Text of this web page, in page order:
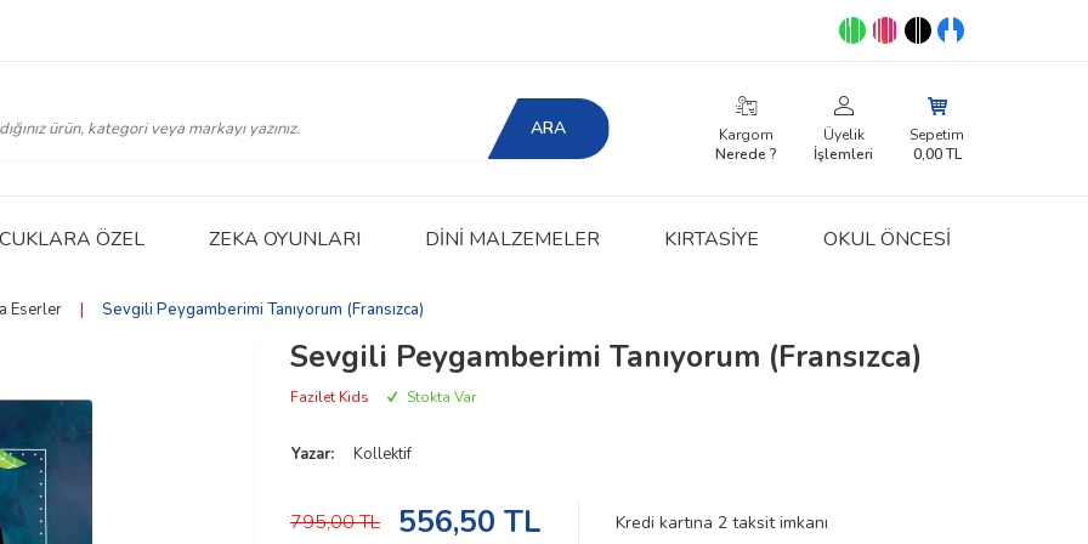
ARA
Kargom
Nerede ?
Üyelik
İşlemleri
Sepetim
0,00TL
ÖZEL ZEKA OYUNLARI DINI MALZEMELER KIRTASIYE OKUL ÖNCESİ
Eserler | Sevgili Peygamberimi Tanıyorum (Fransızca)
Sevgili Peygamberimi Tanıyorum (Fransızca)
Fazilet Kids Stokta Var
Yazar: Kollektif
795,00TL 556,50 TL Kredi kartına 2 taksit imkanı